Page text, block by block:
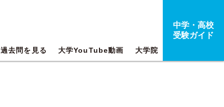
過去問を見る 大学YouTube動画 大学院
中学・高校
受験ガイド